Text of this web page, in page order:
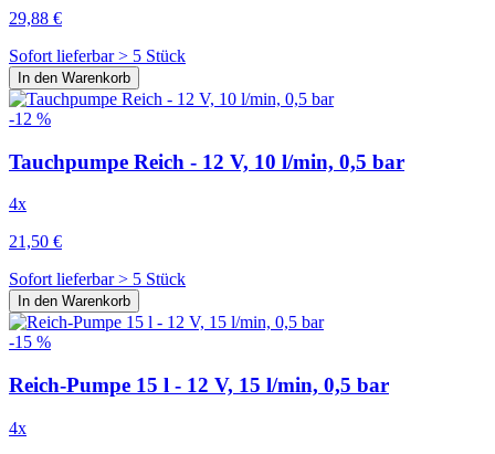
29,88 €
Sofort lieferbar > 5 Stück
In den Warenkorb
-12 %
Tauchpumpe Reich - 12 V, 10 l/min, 0,5 bar
4x
21,50 €
Sofort lieferbar > 5 Stück
In den Warenkorb
-15 %
Reich-Pumpe 15 l - 12 V, 15 l/min, 0,5 bar
4x